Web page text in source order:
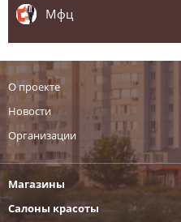
Мфц
О проекте
Новости
Организации
Магазины
Салоны красоты